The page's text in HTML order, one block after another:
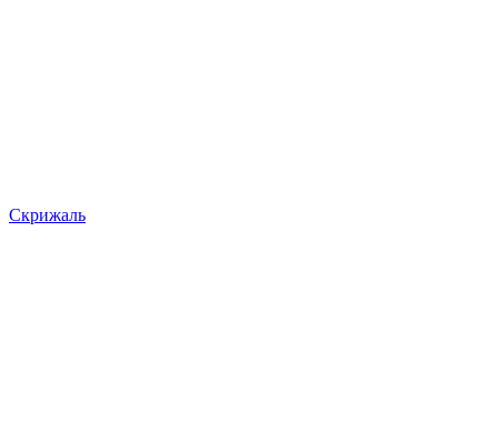
Скрижаль